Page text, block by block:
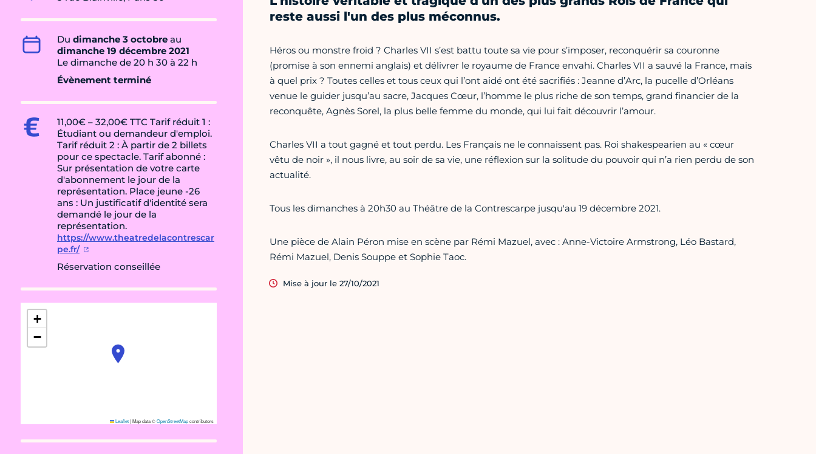
Du dimanche 3 octobre au
dimanche 19 décembre 2021
Le dimanche de 20 h 30 à 22 h
Évènement terminé
11,00€ – 32,00€ TTC Tarif réduit 1 :
Étudiant ou demandeur d'emploi.
Tarif réduit 2 : À partir de 2 billets
pour ce spectacle. Tarif abonné :
Sur présentation de votre carte
d'abonnement le jour de la
représentation. Place jeune -26
ans : Un justificatif d'identité sera
demandé le jour de la
représentation.
https://www.theatredelacontrescar
pe.fr/
Réservation conseillée
+
−
Leaflet|Map data ©OpenStreetMapcontributors
reste aussi l'un des plus méconnus.
Héros ou monstre froid ? Charles VII s’est battu toute sa vie pour s’imposer, reconquérir sa couronne
(promise à son ennemi anglais) et délivrer le royaume de France envahi. Charles VII a sauvé la France, mais
à quel prix ? Toutes celles et tous ceux qui l’ont aidé ont été sacrifiés : Jeanne d’Arc, la pucelle d’Orléans
venue le guider jusqu’au sacre, Jacques Cœur, l’homme le plus riche de son temps, grand financier de la
reconquête, Agnès Sorel, la plus belle femme du monde, qui lui fait découvrir l’amour.
Charles VII a tout gagné et tout perdu. Les Français ne le connaissent pas. Roi shakespearien au « cœur
vêtu de noir », il nous livre, au soir de sa vie, une réflexion sur la solitude du pouvoir qui n’a rien perdu de son
actualité.
Tous les dimanches à 20h30 au Théâtre de la Contrescarpe jusqu'au 19 décembre 2021.
Une pièce de Alain Péron mise en scène par Rémi Mazuel, avec : Anne-Victoire Armstrong, Léo Bastard,
Rémi Mazuel, Denis Souppe et Sophie Taoc.
Mise à jour le 27/10/2021